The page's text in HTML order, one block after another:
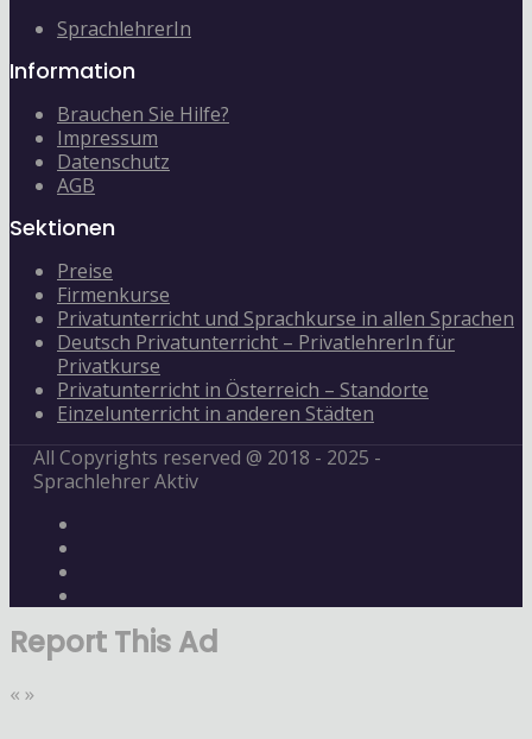
SprachlehrerIn
Information
Brauchen Sie Hilfe?
Impressum
Datenschutz
AGB
Sektionen
Preise
Firmenkurse
Privatunterricht und Sprachkurse in allen Sprachen
Deutsch Privatunterricht – PrivatlehrerIn für
Privatkurse
Privatunterricht in Österreich – Standorte
Einzelunterricht in anderen Städten
All Copyrights reserved @ 2018 - 2025 -
Sprachlehrer Aktiv
Report This Ad
« »